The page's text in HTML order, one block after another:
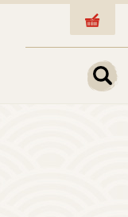
КОРЗИНА